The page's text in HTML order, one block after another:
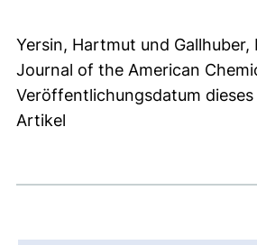
Yersin, Hartmut und Gallhuber,
Journal of the American
Veröffentlichungsdatum
Artikel